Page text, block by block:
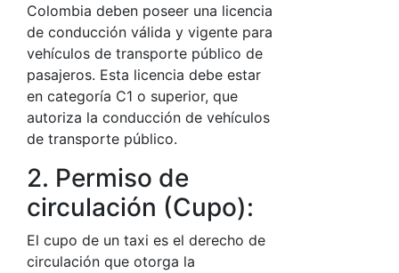
Colombia deben poseer una licencia
de conducción válida y vigente para
vehículos de transporte público de
pasajeros. Esta licencia debe estar
en categoría C1 o superior, que
autoriza la conducción de vehículos
de transporte público.
2. Permiso de
circulación (Cupo):
El cupo de un taxi es el derecho de
circulación que otorga la